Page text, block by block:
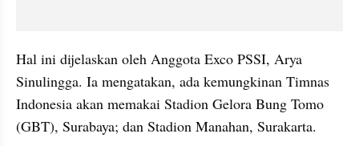
Hal ini dijelaskan oleh Anggota Exco PSSI, Arya
Sinulingga. Ia mengatakan, ada kemungkinan Timnas
Indonesia akan memakai Stadion Gelora Bung Tomo
(GBT), Surabaya; dan Stadion Manahan, Surakarta.